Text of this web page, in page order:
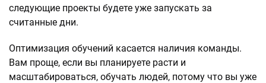
следующие проекты будете уже запускать за
считанные дни.
Оптимизация обучений касается наличия команды.
Вам проще, если вы планируете расти и
масштабироваться, обучать людей, потому что вы уже